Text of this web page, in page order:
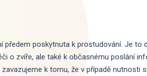
předem poskytnuta k prostudování. Je to
o zvíře, ale také k občasnému poslání
k tomu, že v případě nutnosti